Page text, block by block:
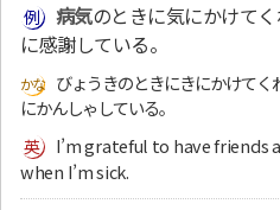
病気のときに気にかけて
に感謝している。
びょうきのときにきにかけて
にかんしゃしている。
I’m grateful to have friends
when I’m sick.